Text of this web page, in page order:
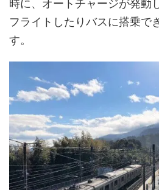
時に、オートチャージが発動
フライトしたりバスに搭乗で
す。